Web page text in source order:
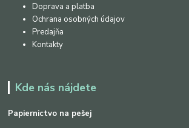
Doprava a platba
Ochrana osobných údajov
Predajňa
Kontakty
Kde nás nájdete
Papiernictvo na pešej